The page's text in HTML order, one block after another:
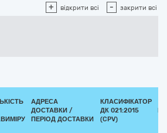
+ відкрити всі - закрити всі
АДРЕСА
ДОСТАВКИ /
ПЕРІОД ДОСТАВКИ
КЛАСИФІКАТОР
ДК 021:2015
(CPV)